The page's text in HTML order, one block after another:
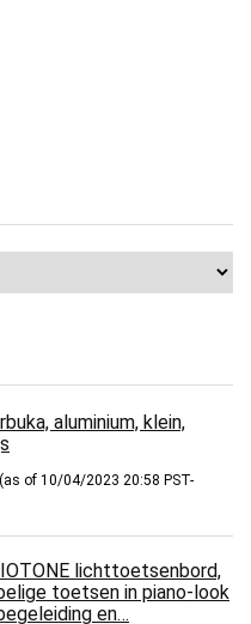
aluminium, klein,
(as of 10/04/2023 20:58 PST-
lichttoetsenbord,
toetsen in piano-look
en…